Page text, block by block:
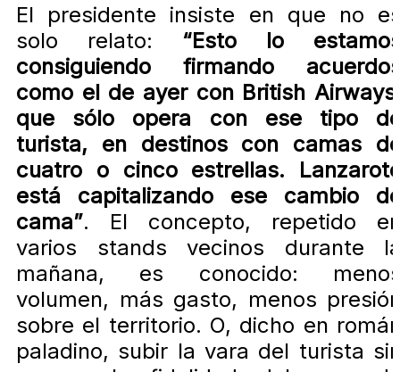
El presidente insiste en que no
solo relato: “Esto lo
consiguiendo firmando
como el de ayer con British
que sólo opera con ese tipo
turista, en destinos con camas
cuatro o cinco estrellas.
está capitalizando ese cambio
cama”. El concepto, repetido
varios stands vecinos durante
mañana, es conocido:
volumen, más gasto, menos
sobre el territorio. O, dicho en
paladino, subir la vara del turista